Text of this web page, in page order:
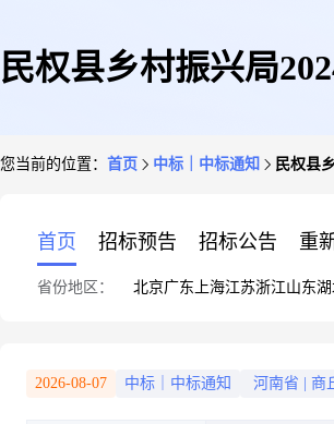
民权县乡村振兴局
您当前的位置： 首页 中标｜中标通知 民权县
首页 招标预告 招标公告 重
省份地区： 北京广东 上海江苏浙江山东
2026-08-07 中标｜中标通知 河南省 商